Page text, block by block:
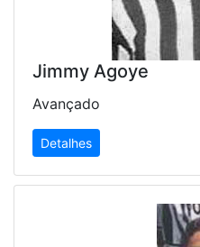
Jimmy Agoye
Avançado
Detalhes